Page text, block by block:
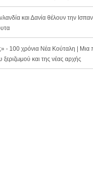
και Δανία θέλουν την
- 100 χρόνια Νέα Κούταλη | Μια
ξεριζωμού και της νέας αρχής